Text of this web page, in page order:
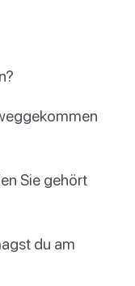
Sie gehört
du am